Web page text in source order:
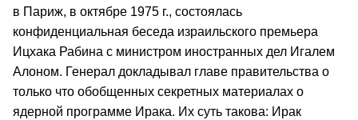
в Париж, в октябре 1975 г., состоялась
конфиденциальная беседа израильского премьера
Ицхака Рабина с министром иностранных дел Игалем
Алоном. Генерал докладывал главе правительства о
только что обобщенных секретных материалах о
ядерной программе Ирака. Их суть такова: Ирак